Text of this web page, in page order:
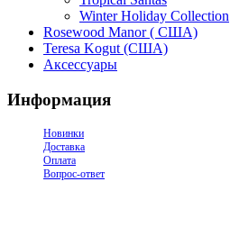
Winter Holiday Collection
Rosewood Manor ( США)
Teresa Kogut (США)
Аксессуары
Информация
Новинки
Доставка
Оплата
Вопрос-ответ